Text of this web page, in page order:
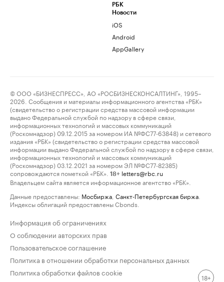
РБК
Новости
iOS
Android
AppGallery
© ООО «БИЗНЕСПРЕСС», АО «РОСБИЗНЕСКОНСАЛТИНГ», 1995–
2026. Сообщения и материалы информационного агентства «РБК»
(свидетельство о регистрации средства массовой информации
выдано Федеральной службой по надзору в сфере связи,
информационных технологий и массовых коммуникаций
(Роскомнадзор) 09.12.2015 за номером ИА №ФС77-63848) и сетевого
издания «РБК» (свидетельство о регистрации средства массовой
информации выдано Федеральной службой по надзору в сфере связи,
информационных технологий и массовых коммуникаций
(Роскомнадзор) 03.12.2021 за номером ЭЛ №ФС77-82385)
сопровождаются пометкой «РБК».
18+ letters@rbc.ru
Владельцем сайта является информационное агентство «РБК».
Данные предоставлены: Мосбиржа Санкт-Петербургская биржа
Индексы облигаций предоставлены Cbonds.
Информация об ограничениях
О соблюдении авторских прав
Пользовательское соглашение
Политика в отношении обработки персональных данных
Политика обработки файлов cookie
18+